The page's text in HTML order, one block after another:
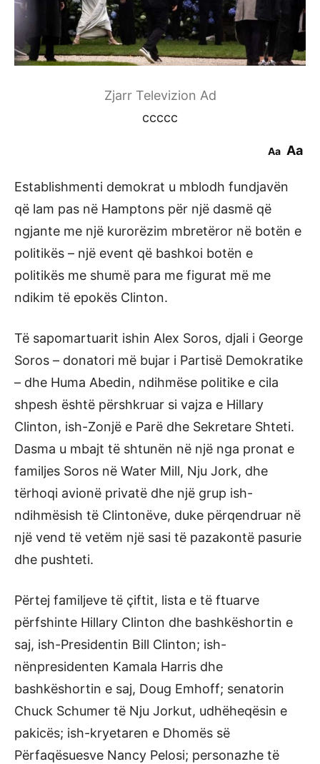
Zjarr Televizion Ad
ccccc
Aa Aa
Establishmenti demokrat u mblodh fundjavën
që lam pas në Hamptons për një dasmë që
ngjante me një kurorëzim mbretëror në botën e
politikës – një event që bashkoi botën e
politikës me shumë para me figurat më me
ndikim të epokës Clinton.
Të sapomartuarit ishin Alex Soros, djali i George
Soros – donatori më bujar i Partisë Demokratike
– dhe Huma Abedin, ndihmëse politike e cila
shpesh është përshkruar si vajza e Hillary
Clinton, ish-Zonjë e Parë dhe Sekretare Shteti.
Dasma u mbajt të shtunën në një nga pronat e
familjes Soros në Water Mill, Nju Jork, dhe
tërhoqi avionë privatë dhe një grup ish-
ndihmësish të Clintonëve, duke përqendruar në
një vend të vetëm një sasi të pazakontë pasurie
dhe pushteti.
Përtej familjeve të çiftit, lista e të ftuarve
përfshinte Hillary Clinton dhe bashkëshortin e
saj, ish-Presidentin Bill Clinton; ish-
nënpresidenten Kamala Harris dhe
bashkëshortin e saj, Doug Emhoff; senatorin
Chuck Schumer të Nju Jorkut, udhëheqësin e
pakicës; ish-kryetaren e Dhomës së
Përfaqësuesve Nancy Pelosi; personazhe të